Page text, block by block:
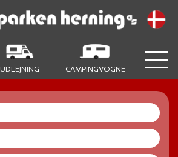
UDLEJNING CAMPINGVOGNE